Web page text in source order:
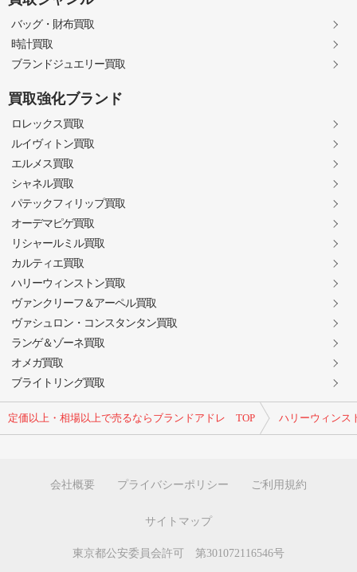
定価以上・相場以上で売るならブランドアドレ TOP ハリーウィンス
バッグ・財布買取
時計買取
ブランドジュエリー買取
買取強化ブランド
ロレックス買取
ルイヴィトン買取
エルメス買取
シャネル買取
パテックフィリップ買取
オーデマピゲ買取
リシャールミル買取
カルティエ買取
ハリーウィンストン買取
ヴァンクリーフ＆アーペル買取
ヴァシュロン・コンスタンタン買取
ランゲ＆ゾーネ買取
オメガ買取
ブライトリング買取
会社概要 プライバシーポリシー ご利用規約
サイトマップ
東京都公安委員会許可 第301072116546号